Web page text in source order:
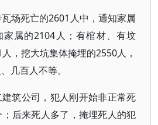
场死亡的2601人中，通知家属
属的2104人；有棺材、有坟
，挖大坑集体掩埋的2550人，
几百人不等。
筑公司，犯人刚开始非正常死
后来死人多了，掩埋死人的犯